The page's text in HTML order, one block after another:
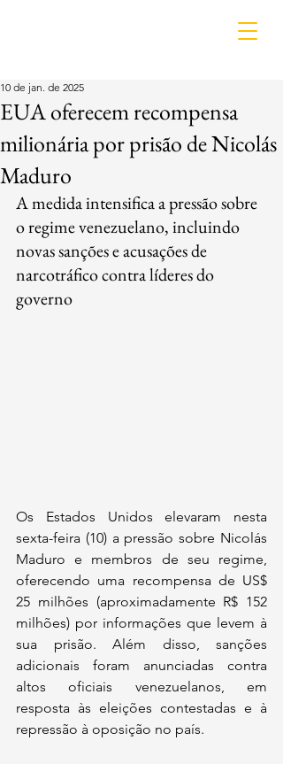
EUA oferecem recompensa
milionária por prisão de Nicolás
Maduro
10 de jan. de 2025
A medida intensifica a pressão sobre
o regime venezuelano, incluindo
novas sanções e acusações de
narcotráfico contra líderes do
governo
Os Estados Unidos elevaram nesta
sexta-feira (10) a pressão sobre Nicolás
Maduro e membros de seu regime,
oferecendo uma recompensa de US$
25 milhões (aproximadamente R$ 152
milhões) por informações que levem à
sua prisão. Além disso, sanções
adicionais foram anunciadas contra
altos oficiais venezuelanos, em
resposta às eleições contestadas e à
repressão à oposição no país.